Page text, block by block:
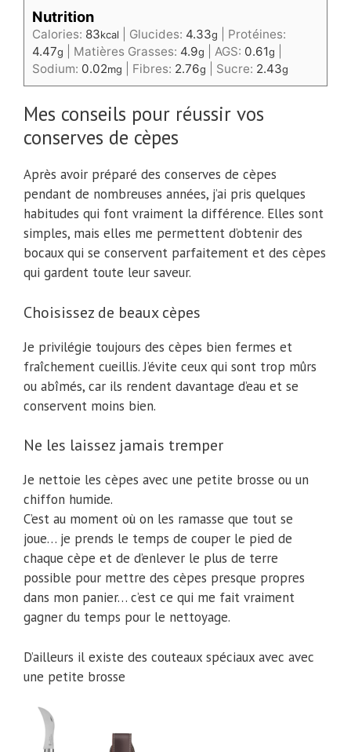
Nutrition
Calories: 83kcal Glucides: 4.33g
Protéines:
4.47g Matières Grasses: 4.9g AGS: 0.61g
Sodium: 0.02mg Fibres: 2.76g Sucre: 2.43g
Mes conseils pour réussir vos
conserves de cèpes
Après avoir préparé des conserves de cèpes
pendant de nombreuses années, j’ai pris quelques
habitudes qui font vraiment la différence. Elles sont
simples, mais elles me permettent d’obtenir des
bocaux qui se conservent parfaitement et des cèpes
qui gardent toute leur saveur.
Choisissez de beaux cèpes
Je privilégie toujours des cèpes bien fermes et
fraîchement cueillis. J’évite ceux qui sont trop mûrs
ou abîmés, car ils rendent davantage d’eau et se
conservent moins bien.
Ne les laissez jamais tremper
Je nettoie les cèpes avec une petite brosse ou un
chiffon humide.
C’est au moment où on les ramasse que tout se
joue… je prends le temps de couper le pied de
chaque cèpe et de d’enlever le plus de terre
possible pour mettre des cèpes presque propres
dans mon panier… c’est ce qui me fait vraiment
gagner du temps pour le nettoyage.
D’ailleurs il existe des couteaux spéciaux avec avec
une petite brosse